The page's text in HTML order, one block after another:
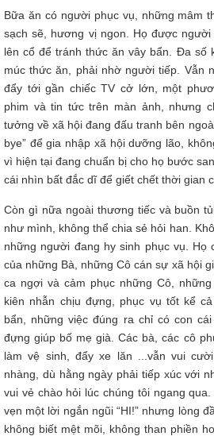
Bữa ăn có người phục vụ, những mâm
sạch sẽ, hương vị ngon. Họ được
lên cổ để tránh thức ăn vây bẩn. Đa số
múc thức ăn, phải nhờ người tiếp. Vẫn
đẩy tới gần chiếc TV cở lớn, một
phim và tin tức trên màn ảnh, nhưng
tưởng về xã hội đang đấu tranh bên
bye” để gia nhập xã hội dưỡng lão,
vì hiện tại đang chuẩn bị cho họ bước
cái nhìn bất đắc dĩ để giết chết thời gian
Còn gì nữa ngoài thương tiếc và buồn
như mình, không thể chia sẻ hỏi han.
những người đang hy sinh phục vụ. Họ
của những Bà, những Cô cán sự xã hội
ca ngợi và cảm phục những Cô,
kiên nhẫn chịu đựng, phục vụ tốt kể
bẩn, những việc đúng ra chỉ có con
đựng giúp bố mẹ già. Các bà, các cô
làm vệ sinh, đẩy xe lăn ...vẫn vui
nhàng, dù hằng ngày phải tiếp xúc với
vui vẻ chào hỏi lúc chúng tôi ngang
vẹn một lời ngắn ngũi “HI!” nhưng lòng
không biết mệt mõi, không than phiền